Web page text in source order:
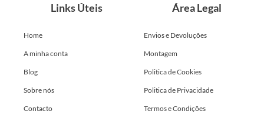
Links Úteis
Home
A minha conta
Blog
Sobre nós
Contacto
Área Legal
Envios e Devoluções
Montagem
Politica de Cookies
Politica de Privacidade
Termos e Condições